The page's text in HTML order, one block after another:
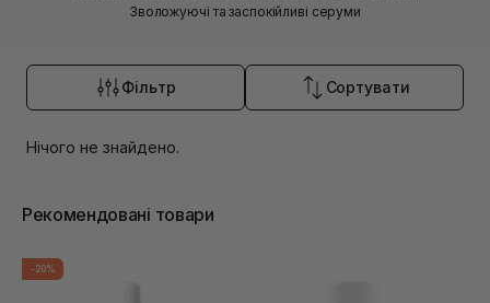
Зволожуючі та заспокійливі серуми
Фільтр Сортувати
Нічого не знайдено.
Рекомендовані товари
-20%